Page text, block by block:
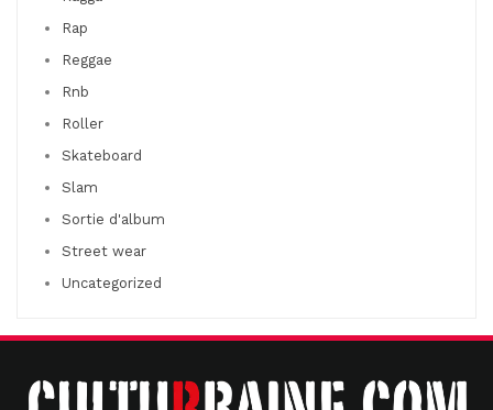
Rap
Reggae
Rnb
Roller
Skateboard
Slam
Sortie d'album
Street wear
Uncategorized